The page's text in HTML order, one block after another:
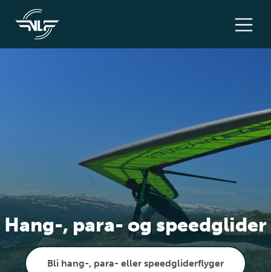
Hang-, para- og speedglider
Bli hang-, para- eller speedgliderflyger